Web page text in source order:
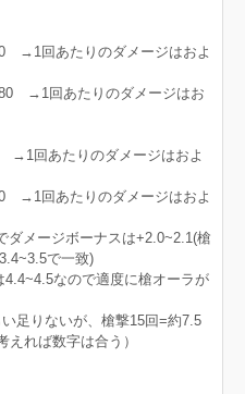
→1回あたりのダメージはおよ
→1回あたりのダメージはお
回あたりのダメージはおよ
→1回あたりのダメージはおよ
ダメージボーナスは+2.0~2.1(槍
で一致)
なので適度に槍オーラが
足りないが、槍撃15回=約7.5
れば数字は合う）